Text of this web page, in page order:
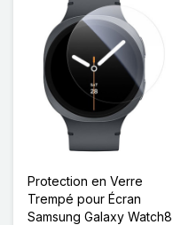
Protection en Verre
Trempé pour Écran
Samsung Galaxy Watch8